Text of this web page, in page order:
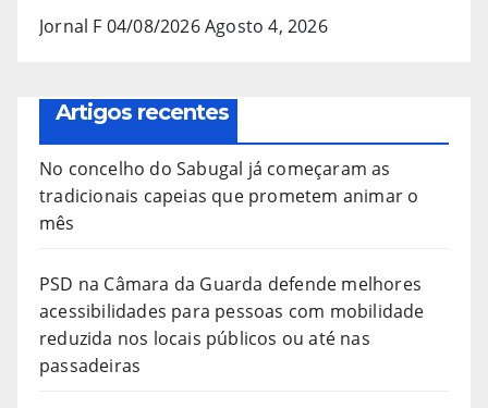
Jornal F 04/08/2026Agosto 4, 2026
Artigos recentes
No concelho do Sabugal já começaram as
tradicionais capeias que prometem animar o
mês
PSD na Câmara da Guarda defende melhores
acessibilidades para pessoas com mobilidade
reduzida nos locais públicos ou até nas
passadeiras